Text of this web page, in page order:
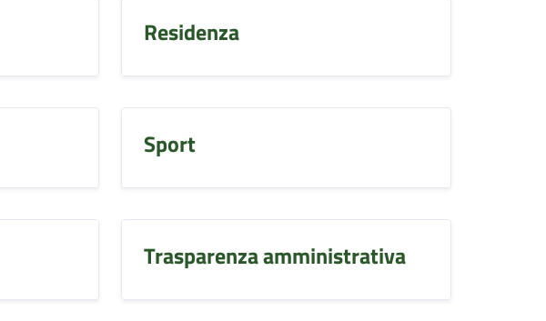
Residenza
Sport
Trasparenza amministrativa